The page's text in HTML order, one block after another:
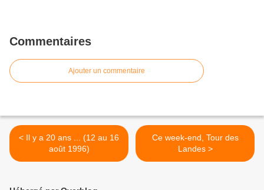
Commentaires
Ajouter un commentaire
< Il y a 20 ans ... (12 au 16
août 1996)
Ce week-end, Tour des
Landes >